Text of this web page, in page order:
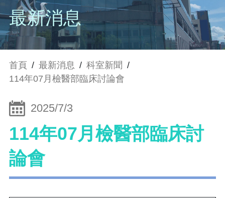
最新消息
首頁 / 最新消息 / 科室新聞 /
114年07月檢醫部臨床討論會
2025/7/3
114年07月檢醫部臨床討
論會